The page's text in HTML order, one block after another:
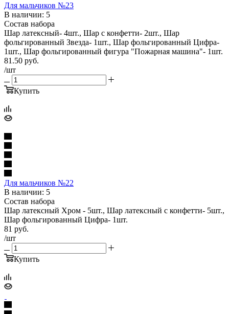
Для мальчиков №23
В наличии: 5
Состав набора
Шар латексный- 4шт., Шар с конфетти- 2шт., Шар
фольгированный Звезда- 1шт., Шар фольгированный Цифра-
1шт., Шар фольгированный фигура "Пожарная машина"- 1шт.
81.50 руб.
/шт
Купить
Для мальчиков №22
В наличии: 5
Состав набора
Шар латексный Хром - 5шт., Шар латексный с конфетти- 5шт.,
Шар фольгированный Цифра- 1шт.
81 руб.
/шт
Купить